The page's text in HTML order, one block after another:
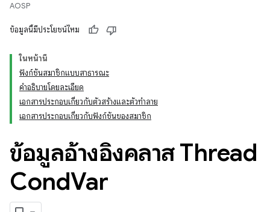
AOSP
ข้อมูลนี้มีประโยชน์ไหม
ในหน้านี้
ฟังก์ชันสมาชิกแบบสาธารณะ
คำอธิบายโดยละเอียด
เอกสารประกอบเกี่ยวกับตัวสร้างและตัวทำลาย
เอกสารประกอบเกี่ยวกับฟังก์ชันของสมาชิก
ข้อมูลอ้างอิงคลาส Thread
CondVar